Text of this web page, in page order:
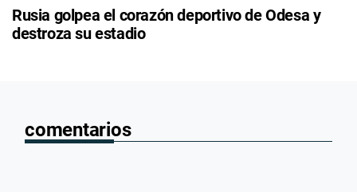
Rusia golpea el corazón deportivo de Odesa y
destroza su estadio
comentarios